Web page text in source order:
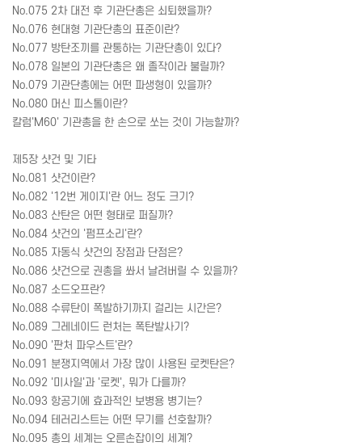
No.075 2차 대전 후 기관단총은 쇠퇴했을까?
No.076 현대형 기관단총의 표준이란?
No.077 방탄조끼를 관통하는 기관단총이 있다?
No.078 일본의 기관단총은 왜 졸작이라 불릴까?
No.079 기관단총에는 어떤 파생형이 있을까?
No.080 머신 피스톨이란?
칼럼'M60' 기관총을 한 손으로 쏘는 것이 가능할까?
제5장 샷건 및 기타
No.081 샷건이란?
No.082 '12번 게이지'란 어느 정도 크기?
No.083 산탄은 어떤 형태로 퍼질까?
No.084 샷건의 '펌프소리'란?
No.085 자동식 샷건의 장점과 단점은?
No.086 샷건으로 권총을 쏴서 날려버릴 수 있을까?
No.087 소드오프란?
No.088 수류탄이 폭발하기까지 걸리는 시간은?
No.089 그레네이드 런처는 폭탄발사기?
No.090 '판처 파우스트'란?
No.091 분쟁지역에서 가장 많이 사용된 로켓탄은?
No.092 '미사일'과 '로켓', 뭐가 다를까?
No.093 항공기에 효과적인 보병용 병기는?
No.094 테러리스트는 어떤 무기를 선호할까?
No.095 총의 세계는 오른손잡이의 세계?